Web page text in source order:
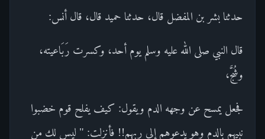
حدثنا بشر بن المفضل قال، حدثنا حميد قال، قال أنس:
قال النبي صلى الله عليه وسلم يوم أحد، وكسرت رَبَاعيته،
وشُجَّ،
فجعل يمسح عن وجهه الدم ويقول: كيف يفلح قوم خضبوا
نبيهم بالدم وهو يدعوهم إلى ربهم!! فأنزلت: " ليس لك من